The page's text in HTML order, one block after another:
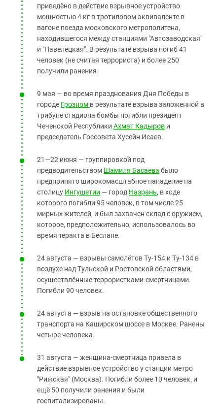
приведёно в действие взрывное устройство
мощностью 4 кг в тротиловом эквиваленте в
вагоне поезда московского метрополитена,
находившегося между станциями "Автозаводская"
и "Павелецкая". В результате взрыва погиб 41
человек (не считая террориста) и более 250
получили ранения.
9 мая — во время празднования Дня Победы в
городе Грозном в результате взрыва заложенной в
трибуне стадиона бомбы погибли президент
Чеченской Республики Ахмат Кадыров и
председатель Госсовета Хусейн Исаев.
21—22 июня — группировкой под
предводительством Шамиля Басаева было
предпринято широкомасштабное нападение на
столицу Ингушетии — город Назрань, в ходе
которого погибли 95 человек, в том числе 25
мирных жителей, и был захвачен склад с оружием,
которое, предположительно, использовалось во
время теракта в Беслане.
24 августа — взрывы самолётов Ту-154 и Ту-134 в
воздухе над Тульской и Ростовской областями,
осуществлённые террористками-смертницами.
Погибли 90 человек.
24 августа — взрыв на остановке общественного
транспорта на Каширском шоссе в Москве. Ранены
четыре человека.
31 августа — женщина-смертница привела в
действие взрывное устройство у станции метро
"Рижская" (Москва). Погибли более 10 человек, и
ещё 50 получили ранения и были
госпитализированы.